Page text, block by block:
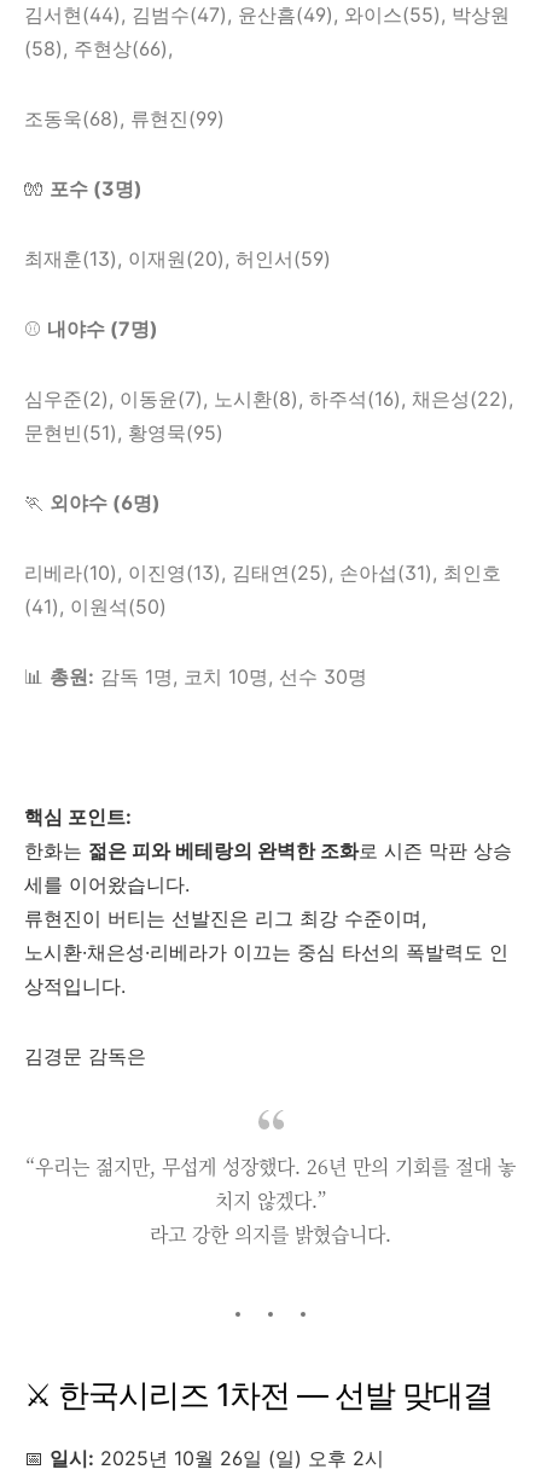
김서현(44), 김범수(47), 윤산흠(49), 와이스(55), 박상원
(58), 주현상(66),
조동욱(68), 류현진(99)
🧤 포수 (3명)
최재훈(13), 이재원(20), 허인서(59)
⚾ 내야수 (7명)
심우준(2), 이동윤(7), 노시환(8), 하주석(16), 채은성(22),
문현빈(51), 황영묵(95)
🏃 외야수 (6명)
리베라(10), 이진영(13), 김태연(25), 손아섭(31), 최인호
(41), 이원석(50)
📊 총원: 감독 1명, 코치 10명, 선수 30명
핵심 포인트:
한화는 젊은 피와 베테랑의 완벽한 조화로 시즌 막판 상승
세를 이어왔습니다.
류현진이 버티는 선발진은 리그 최강 수준이며,
노시환·채은성·리베라가 이끄는 중심 타선의 폭발력도 인
상적입니다.
김경문 감독은
“우리는 젊지만, 무섭게 성장했다. 26년 만의 기회를 절대 놓
치지 않겠다.”
라고 강한 의지를 밝혔습니다.
⚔️ 한국시리즈 1차전 — 선발 맞대결
📅 일시: 2025년 10월 26일 (일) 오후 2시